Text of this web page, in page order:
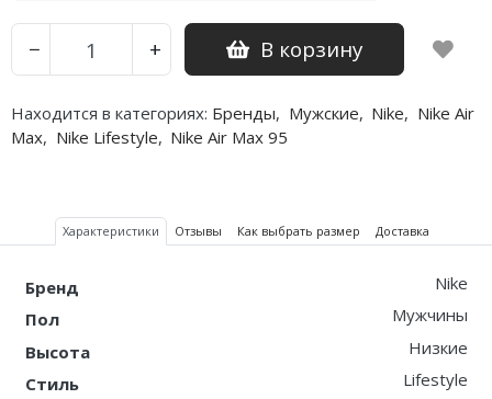
− + В корзину
Находится в категориях: Бренды, Мужские, Nike, Nike Air
Max, Nike Lifestyle, Nike Air Max 95
Характеристики Отзывы Как выбрать размер Доставка
Бренд
Nike
Пол
Мужчины
Высота
Низкие
Стиль
Lifestyle